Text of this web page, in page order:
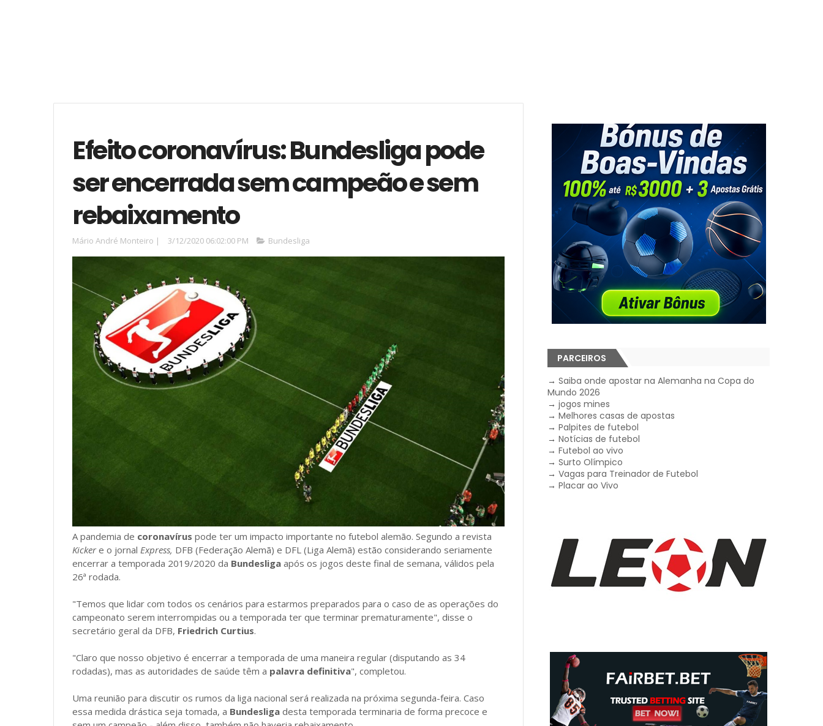
Efeito coronavírus: Bundesliga pode
ser encerrada sem campeão e sem
rebaixamento
Mário André Monteiro | 3/12/2020 06:02:00 PM Bundesliga
A pandemia de coronavírus pode ter um impacto importante no futebol alemão. Segundo a revista
Kickere o jornal Express, DFB (Federação Alemã) e DFL (Liga Alemã) estão considerando seriamente
encerrar a temporada 2019/2020 da Bundesliga após os jogos deste final de semana, válidos pela
26ª rodada.
"Temos que lidar com todos os cenários para estarmos preparados para o caso de as operações do
campeonato serem interrompidas ou a temporada ter que terminar prematuramente", disse o
secretário geral da DFB, Friedrich Curtius.
"Claro que nosso objetivo é encerrar a temporada de uma maneira regular (disputando as 34
rodadas), mas as autoridades de saúde têm a palavra definitiva", completou.
Uma reunião para discutir os rumos da liga nacional será realizada na próxima segunda-feira. Caso
essa medida drástica seja tomada, a Bundesliga desta temporada terminaria de forma precoce e
PARCEIROS
→Saiba onde apostar na Alemanha na Copa do
Mundo 2026
→jogos mines
→Melhores casas de apostas
→Palpites de futebol
→Notícias de futebol
→Futebol ao vivo
→Surto Olímpico
→Vagas para Treinador de Futebol
→Placar ao Vivo